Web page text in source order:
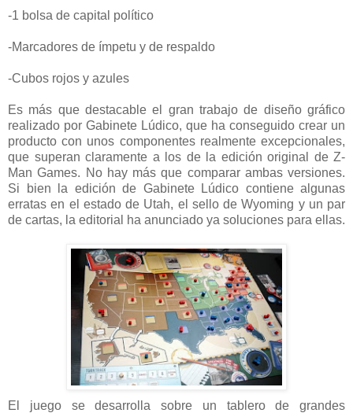
-1 bolsa de capital político
-Marcadores de ímpetu y de respaldo
-Cubos rojos y azules
Es más que destacable el gran trabajo de diseño gráfico
realizado por Gabinete Lúdico, que ha conseguido crear un
producto con unos componentes realmente excepcionales,
que superan claramente a los de la edición original de Z-
Man Games. No hay más que comparar ambas versiones.
Si bien la edición de Gabinete Lúdico contiene algunas
erratas en el estado de Utah, el sello de Wyoming y un par
de cartas, la editorial ha anunciado ya soluciones para ellas.
El juego se desarrolla sobre un tablero de grandes